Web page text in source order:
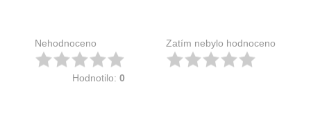
Nehodnoceno
Hodnotilo: 0
Zatím nebylo hodnoceno